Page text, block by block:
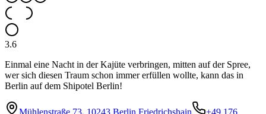
3.6
Einmal eine Nacht in der Kajüte verbringen, mitten auf der Spree,
wer sich diesen Traum schon immer erfüllen wollte, kann das in
Berlin auf dem Shipotel Berlin!
Mühlenstraße 73, 10243 Berlin Friedrichshain
+49 176